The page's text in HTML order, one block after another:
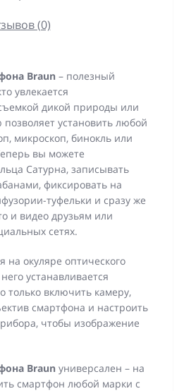
(0)
Braun – полезный
увлекается
дикой природы или
установить любой
микроскоп, бинокль или
вы можете
Сатурна, записывать
фиксировать на
туфельки и сразу же
и видео друзьям или
сетях.
на окуляре оптического
устанавливается
только включить камеру,
смартфона и настроить
чтобы изображение
Braun универсален – на
смартфон любой марки с